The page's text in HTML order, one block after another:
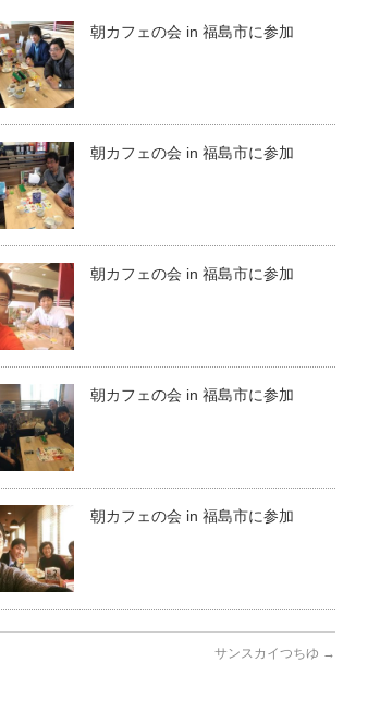
朝カフェの会 in 福島市に参加
朝カフェの会 in 福島市に参加
朝カフェの会 in 福島市に参加
朝カフェの会 in 福島市に参加
朝カフェの会 in 福島市に参加
サンスカイつちゆ →